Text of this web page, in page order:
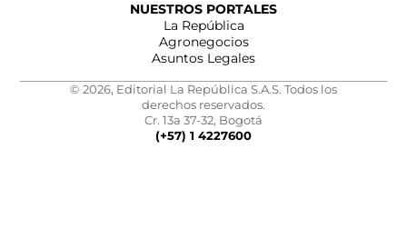
NUESTROS PORTALES
La República
Agronegocios
Asuntos Legales
© 2026, Editorial La República S.A.S. Todos los
derechos reservados.
Cr. 13a 37-32, Bogotá
(+57) 1 4227600